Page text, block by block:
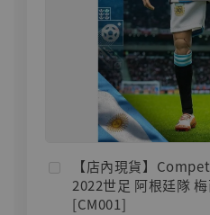
【店內現貨】
2022世足 阿根廷隊
[CM001]